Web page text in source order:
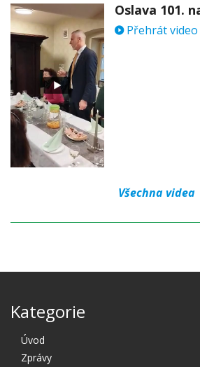
Přehrát video
Všechna videa
Kategorie
Úvod
Zprávy